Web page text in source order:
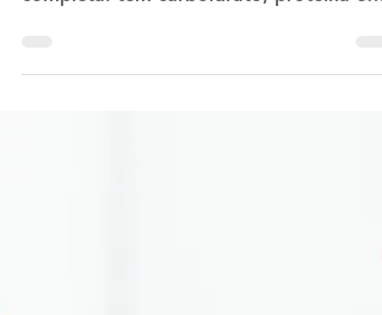
muito refrescante, é uma refeição